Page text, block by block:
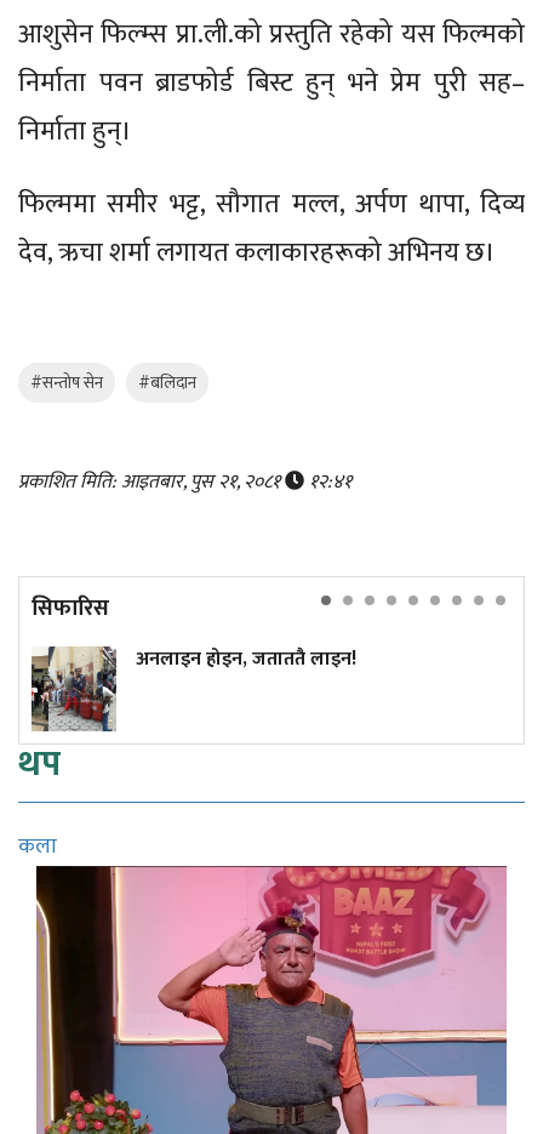
आशुसेन फिल्म्स प्रा.ली.को प्रस्तुति रहेको यस फिल्मको
निर्माता पवन ब्राडफोर्ड बिस्ट हुन् भने प्रेम पुरी सह–
निर्माता हुन्।
फिल्ममा समीर भट्ट, सौगात मल्ल, अर्पण थापा, दिव्य
देव, ऋचा शर्मा लगायत कलाकारहरूको अभिनय छ।
#सन्तोष सेन #बलिदान
प्रकाशित मिति: आइतबार, पुस २१, २०८१ १२:४१
सिफारिस
अनलाइन होइन, जताततै लाइन!
थप
कला